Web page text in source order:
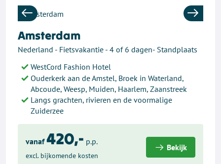
Previous Next
Amsterdam
Nederland - Fietsvakantie - 4 of 6 dagen- Standplaats
WestCord Fashion Hotel
Ouderkerk aan de Amstel, Broek in Waterland,
Abcoude, Weesp, Muiden, Haarlem, Zaanstreek
Langs grachten, rivieren en de voormalige
Zuiderzee
vanaf 420,- p.p.
excl. bijkomende kosten
Bekijk